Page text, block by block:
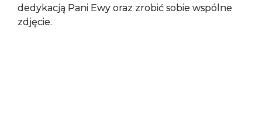
dedykacją Pani Ewy oraz zrobić sobie wspólne
zdjęcie.